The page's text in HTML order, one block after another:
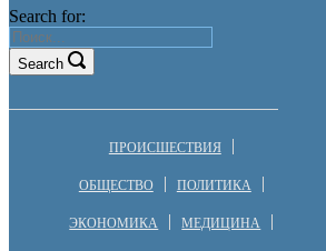
Search for:
Search
ПРОИСШЕСТВИЯ
ОБЩЕСТВО ПОЛИТИКА
ЭКОНОМИКА МЕДИЦИНА